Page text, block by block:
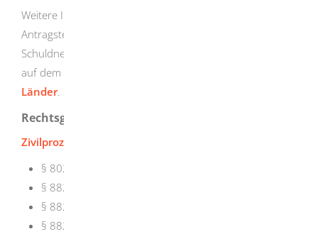
Weitere Informationen, insbesondere auch zur
Antragstellung für eingetragene Schuldnerinnen und
Schuldner sowie Hinweise zum Datenschutz, finden Sie
auf dem
Länder.
Rechtsgrundlage
Zivilprozessordnung (ZPO)
§ 802c Vermögensauskunft des Schuldners
§ 882b Inhalt des Schuldnerverzeichnisses
§ 882f Einsicht in das Schuldnerverzeichnis
§ 882g Erteilung von Abdrucken